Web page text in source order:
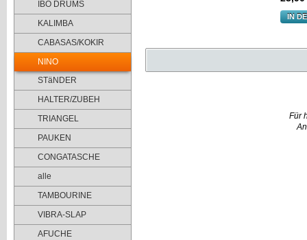
IBO DRUMS
KALIMBA
CABASAS/KOKIR
NINO
STäNDER
HALTER/ZUBEH
TRIANGEL
PAUKEN
CONGATASCHE
alle
TAMBOURINE
VIBRA-SLAP
AFUCHE
IN
Für